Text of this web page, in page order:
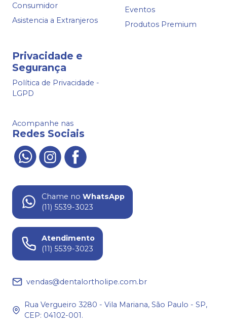
Consumidor
Asistencia a Extranjeros
Eventos
Produtos Premium
Privacidade e
Segurança
Política de Privacidade -
LGPD
Acompanhe nas
Redes Sociais
Chame no WhatsApp
(11) 5539-3023
Atendimento
(11) 5539-3023
vendas@dentalortholipe.com.br
Rua Vergueiro 3280 - Vila Mariana, São Paulo - SP,
CEP: 04102-001.